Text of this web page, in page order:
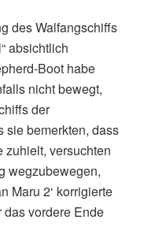
des Walfangschiffs
absichtlich
Boot habe
nicht bewegt,
der
sie bemerkten, dass
zuhielt, versuchten
wegzubewegen,
Maru 2‘ korrigierte
das vordere Ende